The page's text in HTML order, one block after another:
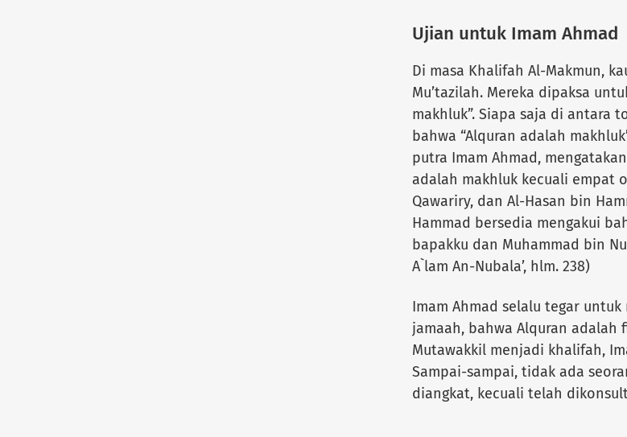
Ujian untuk Imam Ahmad
Di masa Khalifah Al-Makmun,
Mu’tazilah. Mereka dipaksa
makhluk”. Siapa saja di antara
bahwa “Alquran adalah
putra Imam Ahmad,
adalah makhluk kecuali empat
Qawariry, dan Al-Hasan bin
Hammad bersedia mengakui
bapakku dan Muhammad bin
A`lam An-Nubala’, hlm. 238)
Imam Ahmad selalu tegar
jamaah, bahwa Alquran adalah
Mutawakkil menjadi khalifah,
Sampai-sampai, tidak ada
diangkat, kecuali telah